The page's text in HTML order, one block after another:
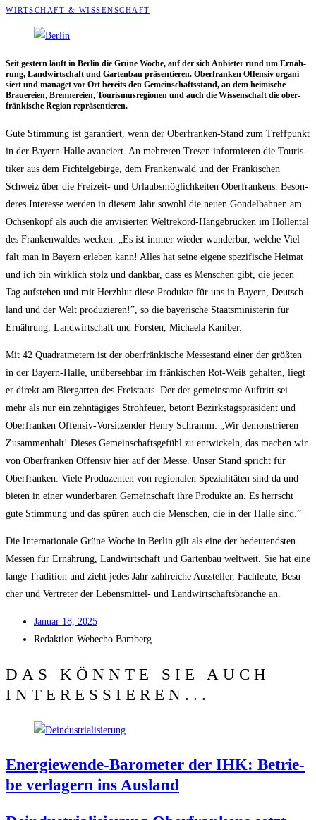
WIRTSCHAFT & WISSENSCHAFT
Seit ges­tern läuft in Ber­lin die Grü­ne Woche, auf der sich Anbie­ter rund um Ernäh­
rung, Land­wirt­schaft und Gar­ten­bau prä­sen­tie­ren. Ober­fran­ken Offen­siv orga­ni­
siert und mana­get vor Ort bereits den Gemein­schafts­stand, an dem hei­mi­sche
Braue­rei­en, Bren­ne­rei­en, Tou­ris­mus­re­gio­nen und auch die Wis­sen­schaft die ober­
frän­ki­sche Regi­on repräsentieren.
Gute Stim­mung ist garan­tiert, wenn der Ober­fran­ken-Stand zum Treff­punkt
in der Bay­ern-Hal­le avan­ciert. An meh­re­ren Tre­sen infor­mie­ren die Tou­ris­
ti­ker aus dem Fich­tel­ge­bir­ge, dem Fran­ken­wald und der Frän­ki­schen
Schweiz über die Frei­zeit- und Urlaubs­mög­lich­kei­ten Ober­fran­kens. Beson­
de­res Inter­es­se wer­den in die­sem Jahr sowohl die neu­en Gon­del­bah­nen am
Och­sen­kopf als auch die anvi­sier­ten Welt­re­kord-Hän­ge­brü­cken im Höl­len­tal
des Fran­ken­wal­des wecken. „Es ist immer wie­der wun­der­bar, wel­che Viel­
falt man in Bay­ern erle­ben kann! Alles hat sei­ne eige­ne spe­zi­fi­sche Hei­mat
und ich bin wirk­lich stolz und dank­bar, dass es Men­schen gibt, die jeden
Tag auf­ste­hen und mit Herz­blut die­se Pro­duk­te für uns in Bay­ern, Deutsch­
land und der Welt pro­du­zie­ren!”, so die baye­ri­sche Staats­mi­nis­te­rin für
Ernäh­rung, Land­wirt­schaft und Fors­ten, Michae­la Kaniber.
Mit 42 Qua­drat­me­tern ist der ober­frän­ki­sche Mes­se­stand einer der größ­ten
in der Bay­ern-Hal­le, unüber­seh­bar im frän­ki­schen Rot-Weiß gehal­ten, liegt
er direkt am Bier­gar­ten des Frei­staats. Der der gemein­sa­me Auf­tritt sei
mehr als nur ein zehn­tä­gi­ges Stroh­feu­er, betont Bezirks­tags­prä­si­dent und
Ober­fran­ken Offen­siv-Vor­sit­zen­der Hen­ry Schramm: „Wir demons­trie­ren
Zusam­men­halt! Die­ses Gemein­schafts­ge­fühl zu ent­wi­ckeln, das machen wir
von Ober­fran­ken Offen­siv hier auf der Mes­se. Unser Stand spricht für
Ober­fran­ken: Vie­le Pro­du­zen­ten von regio­na­len Spe­zia­li­tä­ten sind da und
bie­ten in einer wun­der­ba­ren Gemein­schaft ihre Pro­duk­te an. Es herrscht
gute Stim­mung und das spü­ren auch die Men­schen, die in der Hal­le sind.”
Die Inter­na­tio­na­le Grü­ne Woche in Ber­lin gilt als eine der bedeu­tends­ten
Mes­sen für Ernäh­rung, Land­wirt­schaft und Gar­ten­bau welt­weit. Sie hat eine
lan­ge Tra­di­ti­on und zieht jedes Jahr zahl­rei­che Aus­stel­ler, Fach­leu­te, Besu­
cher und Ver­tre­ter der Lebens­mit­tel- und Land­wirt­schafts­bran­che an.
Janu­ar 18, 2025
Redak­ti­on Web­echo Bamberg
DAS KÖNNTE SIE AUCH
INTERESSIEREN...
Ener­gie­wen­de-Baro­me­ter der IHK: Betrie­
be ver­la­gern ins Ausland